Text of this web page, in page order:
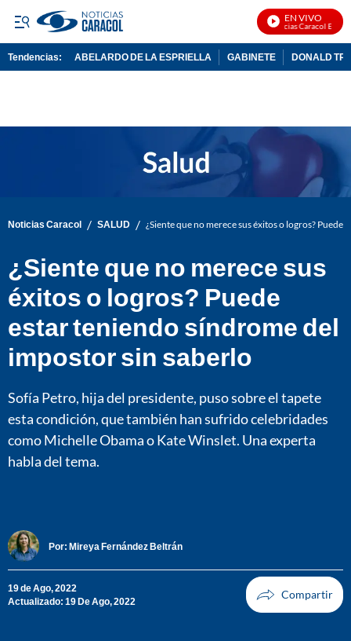
EN VIVO
Noticias Caracol En Vivo
Tendencias: ABELARDO DE LA ESPRIELLA GABINETE DONALD
Noticias Caracol / SALUD / ¿Siente que no merece sus éxitos o logros?
¿Siente que no merece sus
éxitos o logros? Puede
estar teniendo síndrome del
impostor sin saberlo
Sofía Petro, hija del presidente, puso sobre el tapete
esta condición, que también han sufrido celebridades
como Michelle Obama o Kate Winslet. Una experta
habla del tema.
Por: Mireya Fernández Beltrán
19 de Ago, 2022
Actualizado: 19 De Ago, 2022